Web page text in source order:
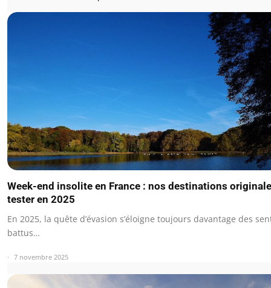
Week-end insolite en France : nos destinations
tester en 2025
En 2025, la quête d’évasion s’éloigne toujours davantage des
battus…
7 novembre 2025